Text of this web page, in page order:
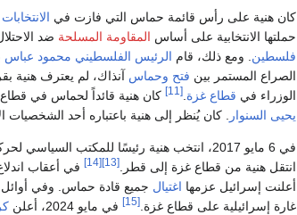
كان هنية على رأس قائمة حماس التي فازت في
حملتها الانتخابية على أساس المقاومة المسلحة ضد
فلسطين . ومع ذلك، قام الرئيس الفلسطيني محمود عباس
الصراع المستمر بين فتح وحماس آنذاك، لم يعترف هنية
الوزراء في قطاع غزة [11]
كان هنية قائداً لحماس في قطاع غزة من 2006 حتى فبراير
يحيى السنوار
. كان يُنظر إلى هنية باعتباره أحد الشخصيات
في 6 مايو 2017، انتخب هنية رئيسًا للمكتب السياسي لحركة حماس، خلفًا
انتقل هنية من قطاع غزة إلى قطر.
[13]
[14] في أعقاب
أعلنت إسرائيل عزمها اغتيال
غارة إسرائيلية على قطاع غزة. [15] في مايو 2024، أعلن